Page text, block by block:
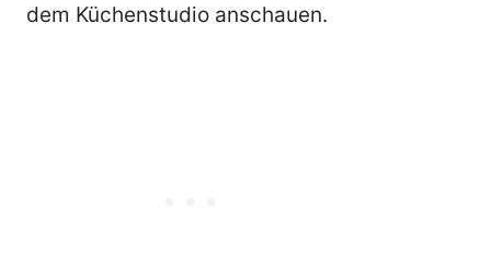
dem Küchenstudio anschauen.